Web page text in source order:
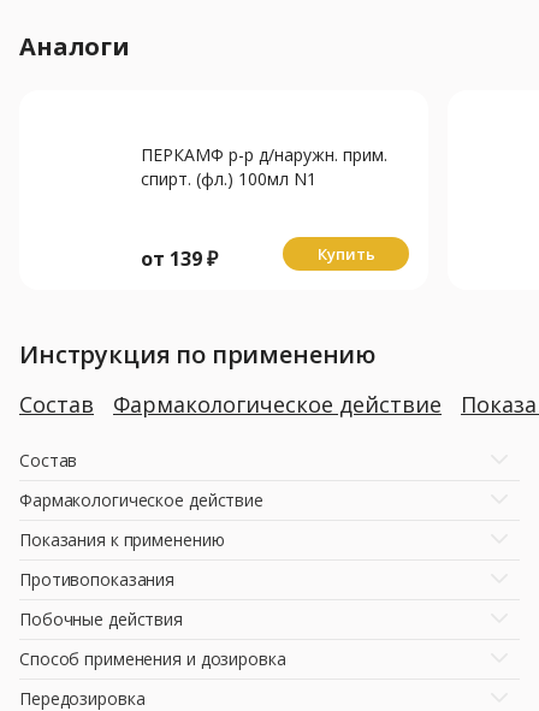
Аналоги
ПЕРКАМФ р-р д/наружн. прим.
спирт. (фл.) 100мл N1
от 139₽ Купить
Инструкция по применению
Состав Фармакологическое действие
Состав
Фармакологическое действие
Показания к применению
Противопоказания
Побочные действия
Способ применения и дозировка
Передозировка